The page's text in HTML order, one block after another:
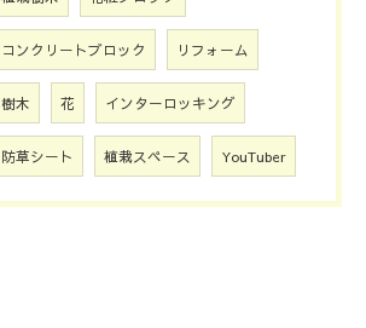
コンクリートブロック リフォーム
樹木 花 インターロッキング
防草シート 植栽スペース YouTuber